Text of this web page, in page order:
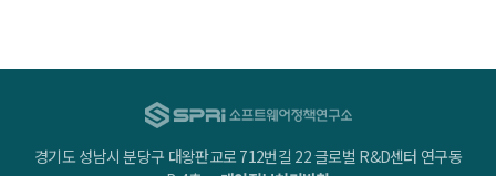
경기도 성남시 분당구 대왕판교로 712번길 22 글로벌 R&D센터 연구동